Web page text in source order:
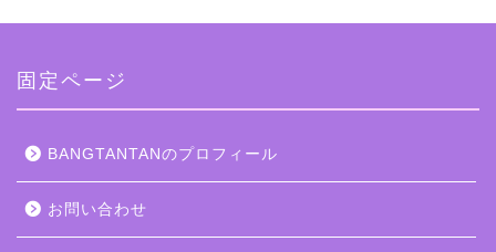
固定ページ
BANGTANTANのプロフィール
お問い合わせ